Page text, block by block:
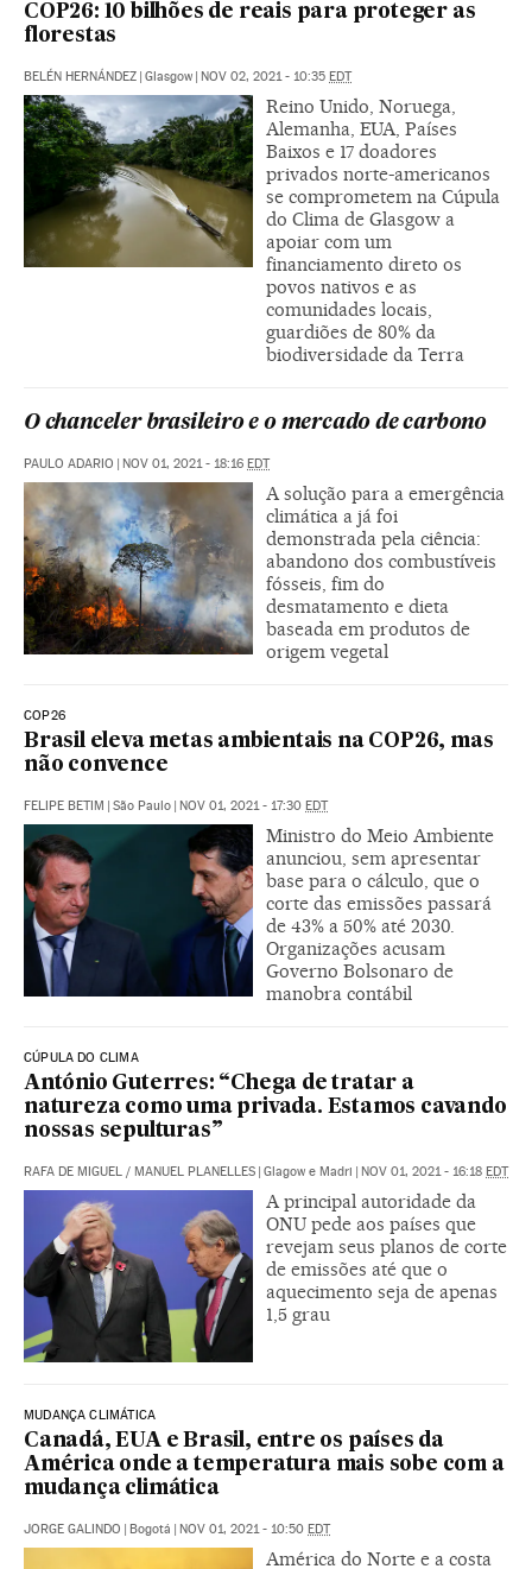
COP26: 10 bilhões de reais para proteger as
florestas
BELÉN HERNÁNDEZ | Glasgow | NOV 02, 2021 - 10:35 EDT
Reino Unido, Noruega,
Alemanha, EUA, Países
Baixos e 17 doadores
privados norte-americanos
se comprometem na Cúpula
do Clima de Glasgow a
apoiar com um
financiamento direto os
povos nativos e as
comunidades locais,
guardiões de 80% da
biodiversidade da Terra
O chanceler brasileiro e o mercado de carbono
PAULO ADARIO | NOV 01, 2021 - 18:16 EDT
A solução para a emergência
climática a já foi
demonstrada pela ciência:
abandono dos combustíveis
fósseis, fim do
desmatamento e dieta
baseada em produtos de
origem vegetal
COP26
Brasil eleva metas ambientais na COP26, mas
não convence
FELIPE BETIM | São Paulo | NOV 01, 2021 - 17:30 EDT
Ministro do Meio Ambiente
anunciou, sem apresentar
base para o cálculo, que o
corte das emissões passará
de 43% a 50% até 2030.
Organizações acusam
Governo Bolsonaro de
manobra contábil
CÚPULA DO CLIMA
António Guterres: “Chega de tratar a
natureza como uma privada. Estamos cavando
nossas sepulturas”
RAFA DE MIGUEL / MANUEL PLANELLES | Glagow e Madri | NOV 01, 2021 - 16:18 EDT
A principal autoridade da
ONU pede aos países que
revejam seus planos de corte
de emissões até que o
aquecimento seja de apenas
1,5 grau
MUDANÇA CLIMÁTICA
Canadá, EUA e Brasil, entre os países da
América onde a temperatura mais sobe com a
mudança climática
JORGE GALINDO | Bogotá | NOV 01, 2021 - 10:50 EDT
América do Norte e a costa